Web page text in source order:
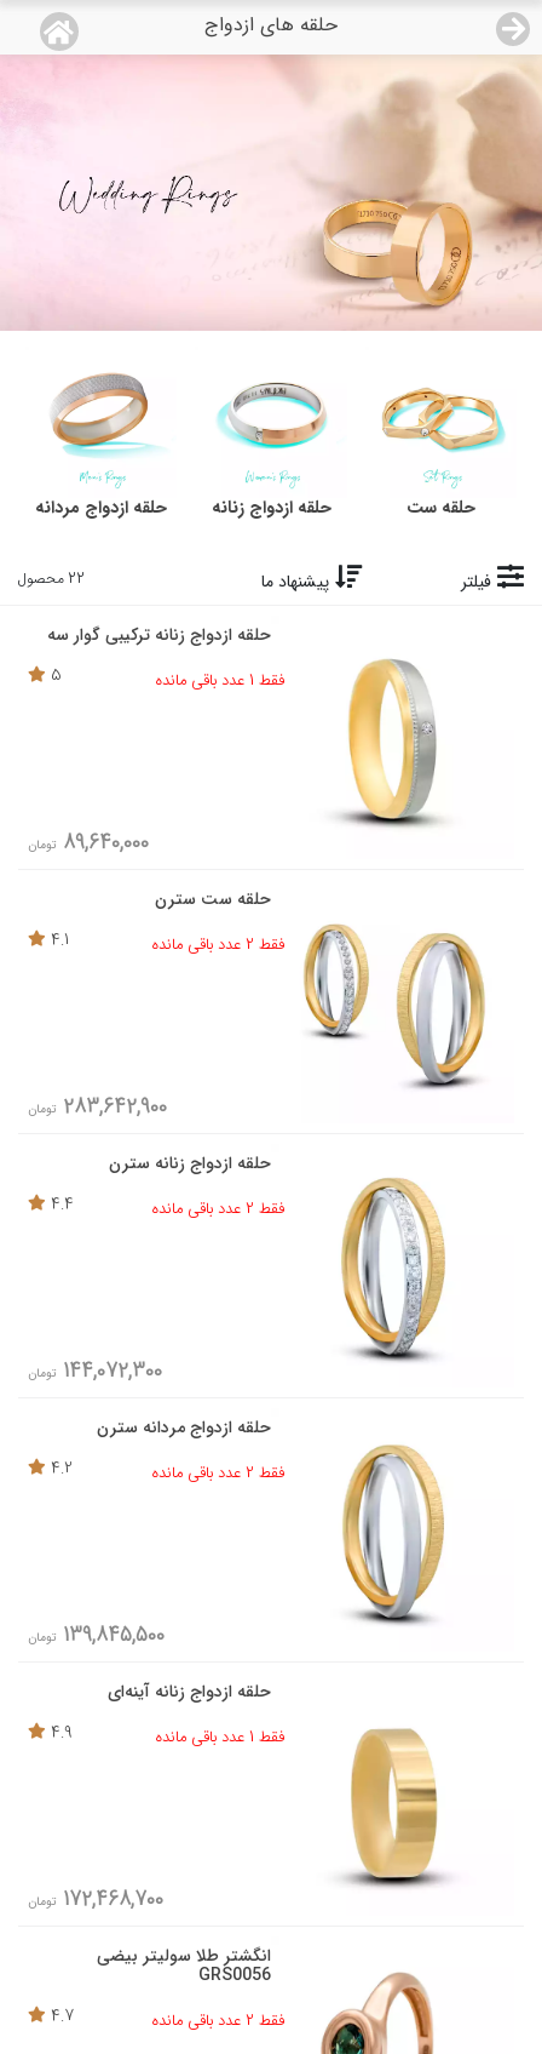
حلقه های ازدواج
منو
صفحه اصلی
دسته بندی محصولات
نمایندگی ها
مجله روبی
اعطای نمایندگی
تماس با ما
حلقه ست حلقه ازدواج زنانه حلقه ازدواج مردانه
فیلتر پیشنهاد ما 22 محصول
حلقه ازدواج زنانه ترکیبی گوار سه
فقط 1 عدد باقی مانده
5
89,640,000 تومان
حلقه ست سترن
فقط 2 عدد باقی مانده
4.1
283,642,900 تومان
حلقه ازدواج زنانه سترن
فقط 2 عدد باقی مانده
4.4
144,072,300 تومان
حلقه ازدواج مردانه سترن
فقط 2 عدد باقی مانده
4.2
139,845,500 تومان
حلقه ازدواج زنانه آینه‌ای
فقط 1 عدد باقی مانده
4.9
172,468,700 تومان
انگشتر طلا سولیتر بیضی
GRS0056
فقط 2 عدد باقی مانده
4.7